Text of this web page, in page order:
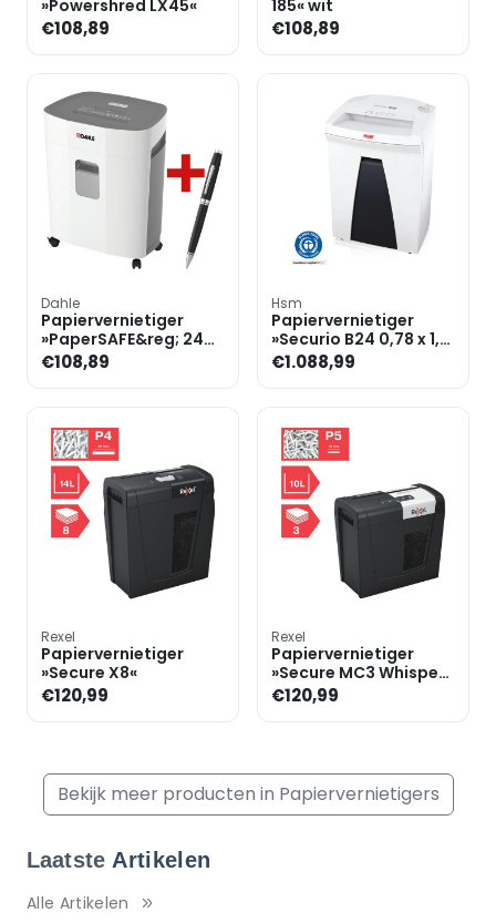
»Powershred LX45«
€108,89
185« wit
€108,89
Dahle
Papiervernietiger
»PaperSAFE&reg; 240«
incl. balpen
»Coventry«
€108,89
Hsm
Papiervernietiger
»Securio B24 0,78 x 1,1
mm«
€1.088,99
Rexel
Papiervernietiger
»Secure X8«
€120,99
Rexel
Papiervernietiger
»Secure MC3 Whisper-
Shred«
€120,99
Bekijk meer producten in Papiervernietigers
Laatste Artikelen
Alle Artikelen